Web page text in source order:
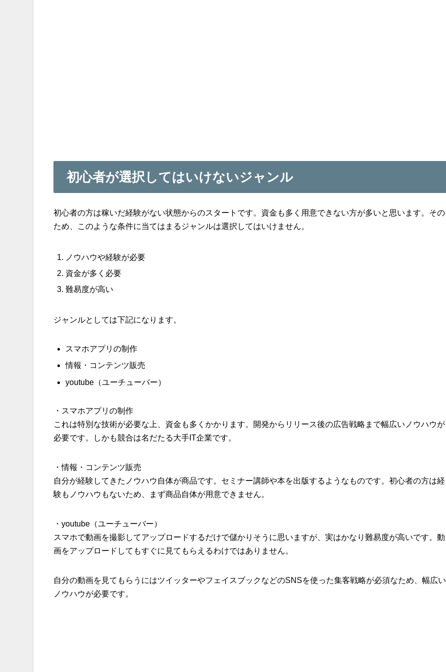
初心者が選択してはいけないジャンル
初心者の方は稼いだ経験がない状態からのスタートです。資金も多く用意できない方が多いと思います。その
ため、このような条件に当てはまるジャンルは選択してはいけません。
ノウハウや経験が必要
資金が多く必要
難易度が高い
ジャンルとしては下記になります。
スマホアプリの制作
情報・コンテンツ販売
youtube（ユーチューバー）
・スマホアプリの制作
これは特別な技術が必要な上、資金も多くかかります。開発からリリース後の広告戦略まで幅広いノウハウが
必要です。しかも競合は名だたる大手IT企業です。
・情報・コンテンツ販売
自分が経験してきたノウハウ自体が商品です。セミナー講師や本を出版するようなものです。初心者の方は経
験もノウハウもないため、まず商品自体が用意できません。
・youtube（ユーチューバー）
スマホで動画を撮影してアップロードするだけで儲かりそうに思いますが、実はかなり難易度が高いです。動
画をアップロードしてもすぐに見てもらえるわけではありません。
自分の動画を見てもらうにはツイッターやフェイスブックなどのSNSを使った集客戦略が必須なため、幅広い
ノウハウが必要です。